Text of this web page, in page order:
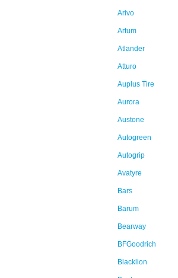
Arivo
Artum
Atlander
Atturo
Auplus Tire
Aurora
Austone
Autogreen
Autogrip
Avatyre
Bars
Barum
Bearway
BFGoodrich
Blacklion